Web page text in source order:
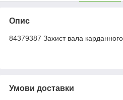
Опис
84379387 Захист вала карданного
Умови доставки